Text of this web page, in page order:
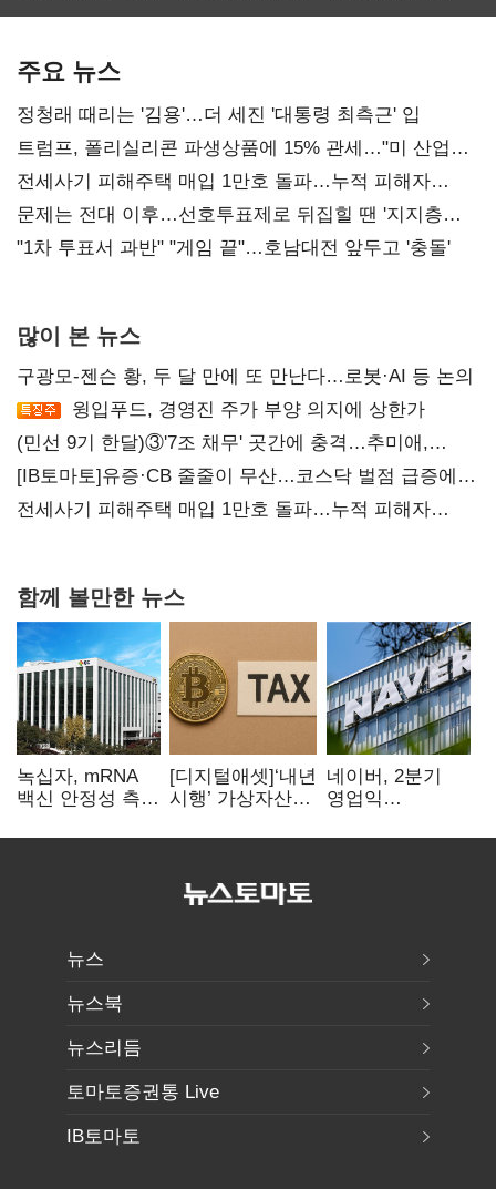
주요 뉴스
정청래 때리는 '김용'…더 세진 '대통령 최측근' 입
트럼프, 폴리실리콘 파생상품에 15% 관세…"미 산업
재건"
전세사기 피해주택 매입 1만호 돌파…누적 피해자
4만278명
문제는 전대 이후…선호투표제로 뒤집힐 땐 '지지층
불복'
"1차 투표서 과반" "게임 끝"…호남대전 앞두고 '충돌'
많이 본 뉴스
구광모-젠슨 황, 두 달 만에 또 만난다…로봇·AI 등 논의
윙입푸드, 경영진 주가 부양 의지에 상한가
(민선 9기 한달)③'7조 채무' 곳간에 충격…추미애,
20년만에 '비상재정' 선언 승부수
[IB토마토]유증·CB 줄줄이 무산…코스닥 벌점 급증에
상폐 압박
전세사기 피해주택 매입 1만호 돌파…누적 피해자
함께 볼만한 뉴스
녹십자, mRNA
백신 안정성 측정
[디지털애셋]‘내년
시행’ 가상자산
문턱 넘을까
네이버, 2분기
영업익
전년비 0.2%
뉴스
뉴스북
뉴스리듬
토마토증권통 Live
IB토마토